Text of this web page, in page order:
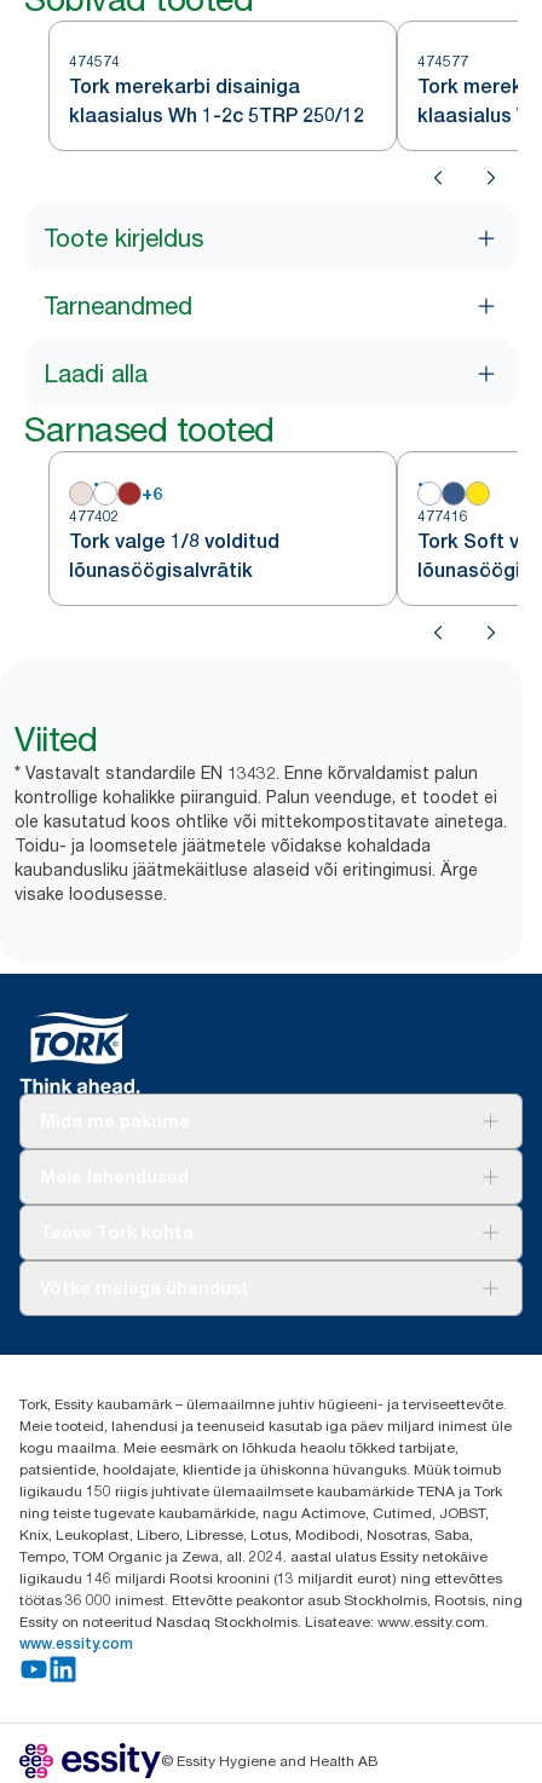
474574
Tork merekarbi disainiga
klaasialus Wh 1-2c 5TRP 250/12
474577
Tork
klaasialus
Toote kirjeldus
Tarneandmed
Laadi alla
Sarnased tooted
+6
477402
Tork valge 1/8 volditud
lõunasöögisalvrätik
477416
Tork Soft
Viited
* Vastavalt standardile EN 13432. Enne kõrvaldamist palun
kontrollige kohalikke piiranguid. Palun veenduge, et toodet ei
ole kasutatud koos ohtlike või mittekompostitavate ainetega.
Toidu- ja loomsetele jäätmetele võidakse kohaldada
kaubandusliku jäätmekäitluse alaseid või eritingimusi. Ärge
visake loodusesse.
+37253322264
Leia Tork maaletooja
Essity Estonia OÜ
Reti Tee 9, Peetri alevik, Rae vald
Harju maakond
75312 Estonia
Tork, Essity kaubamärk – ülemaailmne juhtiv hügieeni- ja terviseettevõte.
Meie tooteid, lahendusi ja teenuseid kasutab iga päev miljard inimest üle
kogu maailma. Meie eesmärk on lõhkuda heaolu tõkked tarbijate,
patsientide, hooldajate, klientide ja ühiskonna hüvanguks. Müük toimub
ligikaudu 150 riigis juhtivate ülemaailmsete kaubamärkide TENA ja Tork
ning teiste tugevate kaubamärkide, nagu Actimove, Cutimed, JOBST,
Knix, Leukoplast, Libero, Libresse, Lotus, Modibodi, Nosotras, Saba,
Tempo, TOM Organic ja Zewa, all. 2024. aastal ulatus Essity netokäive
ligikaudu 146 miljardi Rootsi kroonini (13 miljardit eurot) ning ettevõttes
töötas 36 000 inimest. Ettevõtte peakontor asub Stockholmis, Rootsis, ning
Essity on noteeritud Nasdaq Stockholmis. Lisateave: www.essity.com.
www.essity.com
© Essity Hygiene and Health AB